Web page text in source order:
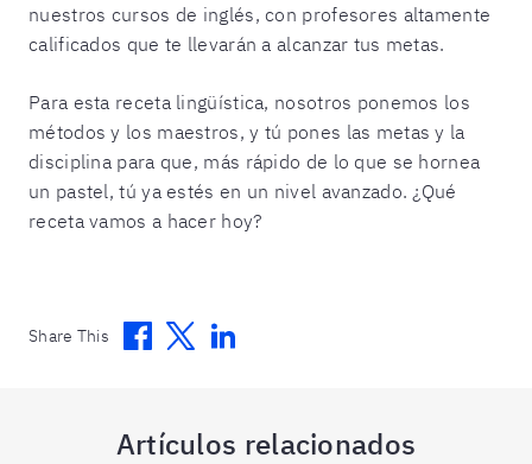
nuestros cursos de inglés, con profesores altamente
calificados que te llevarán a alcanzar tus metas.
Para esta receta lingüística, nosotros ponemos los
métodos y los maestros, y tú pones las metas y la
disciplina para que, más rápido de lo que se hornea
un pastel, tú ya estés en un nivel avanzado. ¿Qué
receta vamos a hacer hoy?
Share This Facebook
TwitterLinkedin
Artículos relacionados